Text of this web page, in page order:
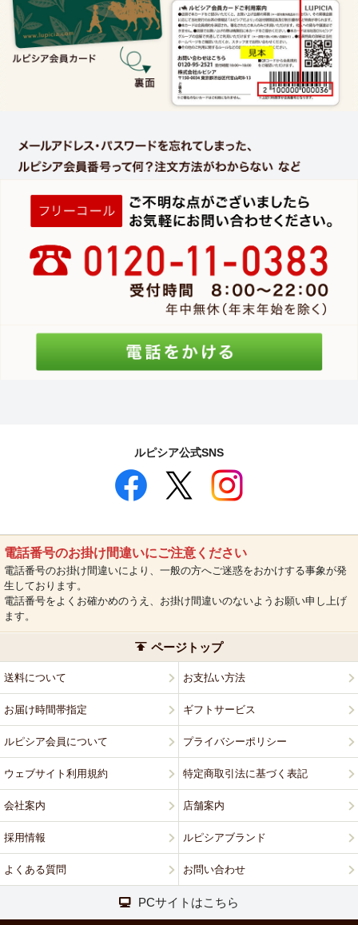
ルピシア公式SNS
電話番号のお掛け間違いにご注意ください
電話番号のお掛け間違いにより、一般の方へご迷惑をおかけする事象が発
生しております。
電話番号をよくお確かめのうえ、お掛け間違いのないようお願い申し上げ
ます。
ページトップ
送料について お支払い方法
お届け時間帯指定 ギフトサービス
ルピシア会員について プライバシーポリシー
ウェブサイト利用規約 特定商取引法に基づく表記
会社案内 店舗案内
採用情報 ルピシアブランド
よくある質問 お問い合わせ
PCサイトはこちら